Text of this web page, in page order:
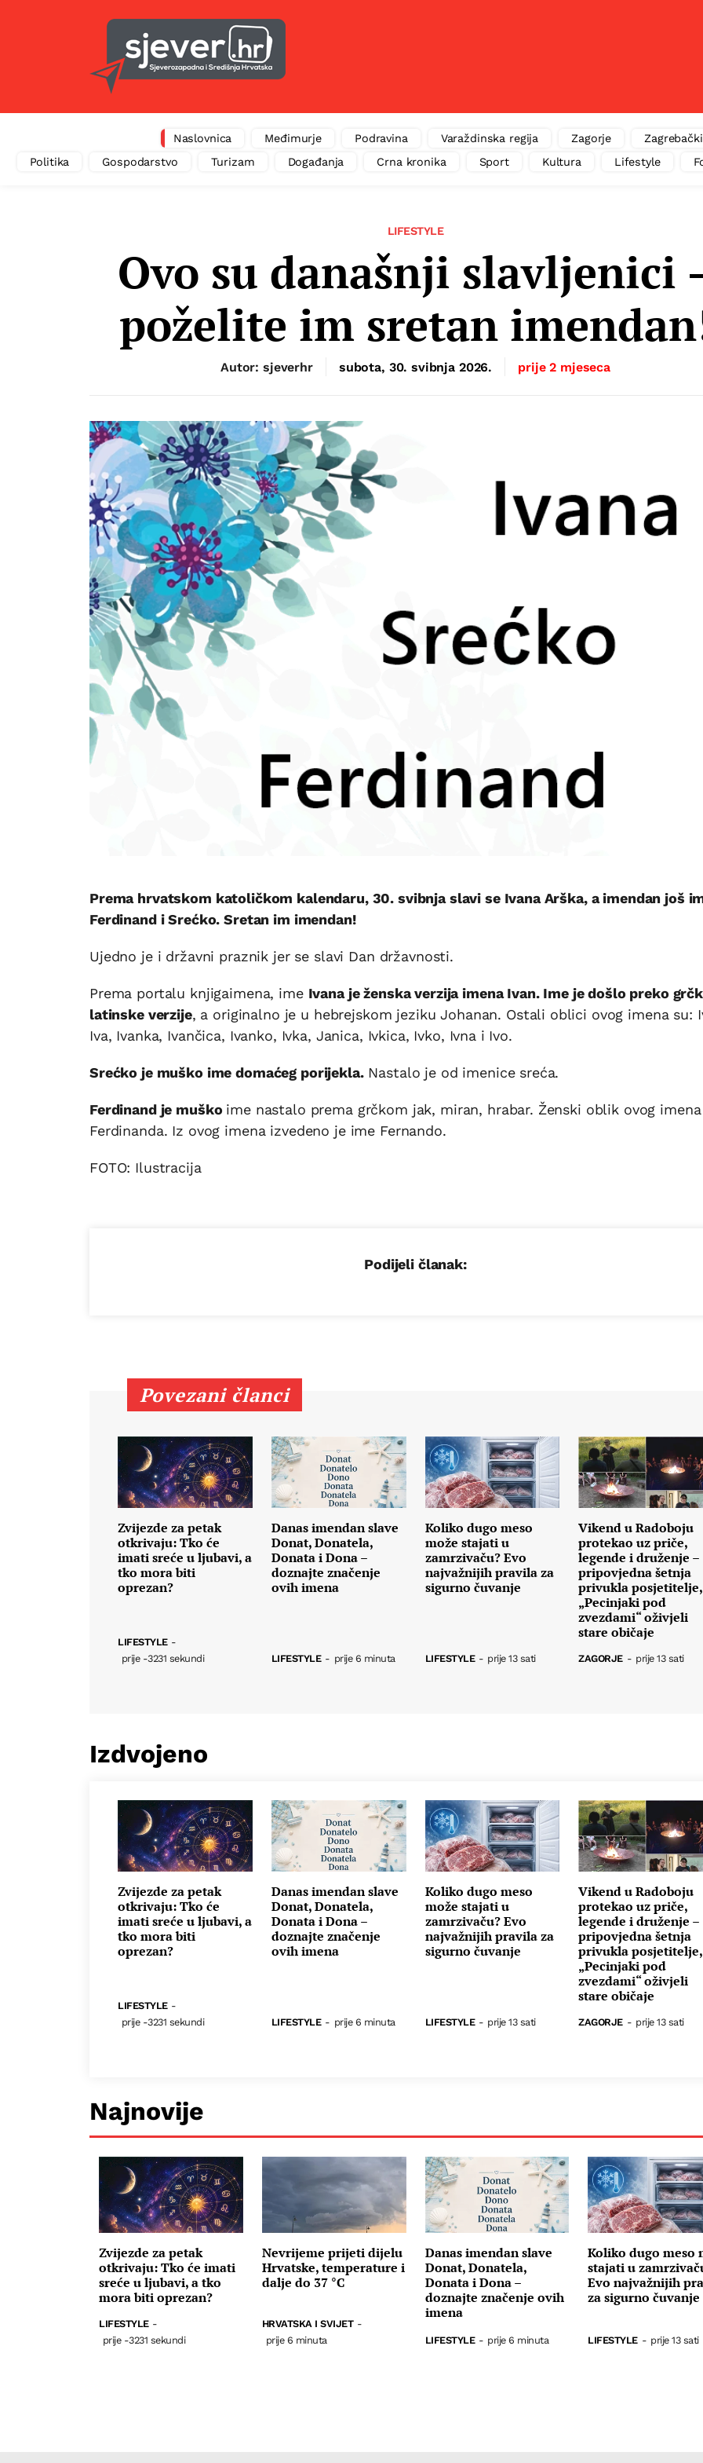
Naslovnica Međimurje Podravina Varaždinska regija Zagorje
Politika
Gospodarstvo Turizam Događanja Crna kronika Sport Kultura Lifestyle
LIFESTYLE
Ovo su današnji slavljenici
poželite im sretan
Autor: sjeverhr subota, 30. svibnja 2026. prije 2 mjeseca
Prema hrvatskom katoličkom kalendaru, 30. svibnja slavi se Ivana Arška, a imendan još
Ferdinand i Srećko. Sretan im imendan!
Ujedno je i državni praznik jer se slavi Dan državnosti.
Prema portalu knjigaimena, ime Ivana je ženska verzija imena Ivan. Ime je došlo preko
latinske verzije, a originalno je u hebrejskom jeziku Johanan. Ostali oblici ovog imena su:
Iva, Ivanka, Ivančica, Ivanko, Ivka, Janica, Ivkica, Ivko, Ivna i Ivo.
Srećko je muško ime domaćeg porijekla.Nastalo je od imenice sreća.
Ferdinand je muško ime nastalo prema grčkom jak, miran, hrabar. Ženski oblik ovog
Ferdinanda. Iz ovog imena izvedeno je ime Fernando.
FOTO: Ilustracija
Podijeli članak:
Povezani članci
Zvijezde za petak
otkrivaju: Tko će
imati sreće u ljubavi, a
tko mora biti
oprezan?
LIFESTYLE -
prije -3231 sekundi
Danas imendan slave
Donat, Donatela,
Donata i Dona –
doznajte značenje
ovih imena
LIFESTYLE - prije 6 minuta
Koliko dugo meso
može stajati u
zamrzivaču? Evo
najvažnijih pravila za
sigurno čuvanje
LIFESTYLE - prije 13 sati
Vikend u Radoboju
protekao uz priče,
legende i druženje –
pripovjedna šetnja
privukla
„Pecinjaki pod
zvezdami“ oživjeli
stare običaje
ZAGORJE - prije 13 sati
Izdvojeno
Zvijezde za petak
otkrivaju: Tko će
imati sreće u ljubavi, a
tko mora biti
oprezan?
LIFESTYLE -
prije -3231 sekundi
Danas imendan slave
Donat, Donatela,
Donata i Dona –
doznajte značenje
ovih imena
LIFESTYLE - prije 6 minuta
Koliko dugo meso
može stajati u
zamrzivaču? Evo
najvažnijih pravila za
sigurno čuvanje
LIFESTYLE - prije 13 sati
Vikend u Radoboju
protekao uz priče,
legende i druženje –
pripovjedna šetnja
privukla
„Pecinjaki pod
zvezdami“ oživjeli
stare običaje
ZAGORJE - prije 13 sati
Najnovije
Zvijezde za petak
otkrivaju: Tko će imati
sreće u ljubavi, a tko
mora biti oprezan?
LIFESTYLE -
prije -3231 sekundi
Nevrijeme prijeti dijelu
Hrvatske, temperature i
dalje do 37 °C
HRVATSKA I SVIJET -
prije 6 minuta
Danas imendan slave
Donat, Donatela,
Donata i Dona –
doznajte značenje ovih
imena
LIFESTYLE - prije 6 minuta
Koliko dugo meso
stajati u
Evo najvažnijih
za sigurno čuvanje
LIFESTYLE - prije 13 sati